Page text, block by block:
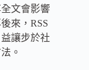
文會影響
來，RSS
讓步於社
。